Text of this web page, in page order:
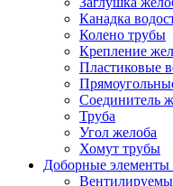
Канадка
Колено трубы
Крепление
Пластиковые
Соединитель
Труба
Угол желоба
Хомут трубы
Доборные элементы